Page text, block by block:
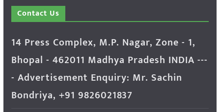
Contact Us
14 Press Complex, M.P. Nagar, Zone - 1,
Bhopal - 462011 Madhya Pradesh INDIA ---
- Advertisement Enquiry: Mr. Sachin
Bondriya, +91 9826021837